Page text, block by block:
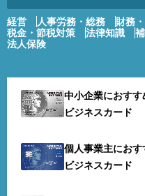
経営 人事労務・総務 財務
税金・節税対策
法律知識
法人保険
中小企業におすす
ビジネスカード
個人事業主におす
ビジネスカード